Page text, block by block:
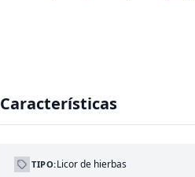
Características
TIPO:Licor de hierbas